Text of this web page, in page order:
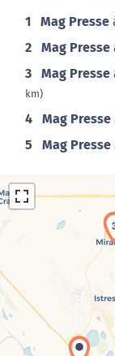
1 Mag Presse
2 Mag Presse
3 Mag Presse
km)
4 Mag Presse
5 Mag Presse